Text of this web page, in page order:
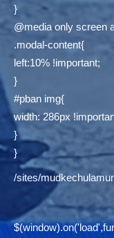
}
@media only screen
.modal-content{
left:10% !important;
}
#pban img{
width: 286px
}
}
/sites/